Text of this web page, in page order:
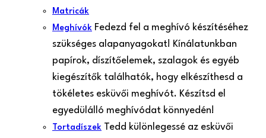
Matricák
Meghívók Fedezd fel a meghívó készítéséhez
szükséges alapanyagokat! Kínálatunkban
papírok, díszítőelemek, szalagok és egyéb
kiegészítők találhatók, hogy elkészíthesd a
tökéletes esküvői meghívót. Készítsd el
egyedülálló meghívódat könnyedén!
Tortadíszek Tedd különlegessé az esküvői